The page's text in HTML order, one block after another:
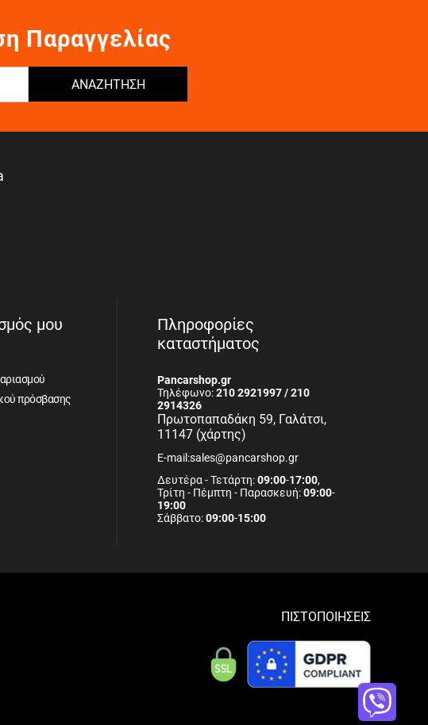
Παραγγελίας
ΑΝΑΖΗΤΗΣΗ
μου
πρόσβασης
Πληροφορίες
καταστήματος
Pancarshop.gr
Τηλέφωνο:210 2921997 / 210
2914326
Πρωτοπαπαδάκη 59, Γαλάτσι,
11147 (χάρτης)
E-mail:sales@pancarshop.gr
Δευτέρα - Τετάρτη:09:00-17:00,
Τρίτη - Πέμπτη - Παρασκευή:09:00-
19:00
Σάββατο:09:00-15:00
ΠΙΣΤΟΠΟΙΗΣΕΙΣ